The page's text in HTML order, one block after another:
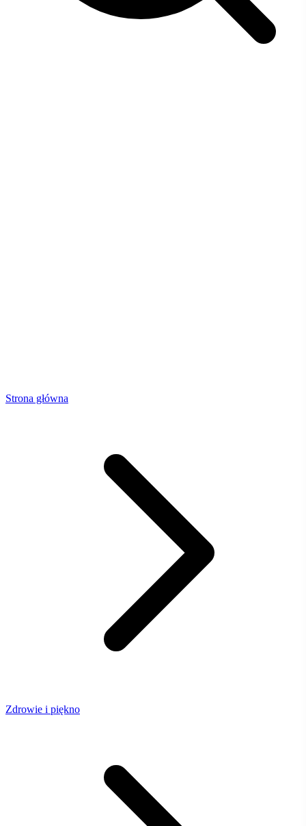
Strona główna
Zdrowie i piękno